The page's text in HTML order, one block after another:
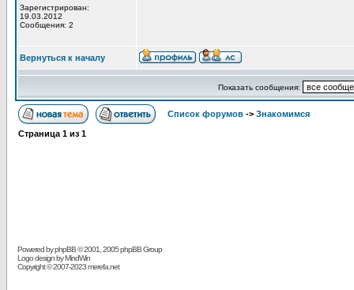
Зарегистрирован:
19.03.2012
Сообщения: 2
Вернуться к началу
Показать сообщения:
Список форумов -> Знакомимся
Страница 1 из 1
Powered byphpBB© 2001, 2005 phpBB Group
Logo design by MindWin
Copyright © 2007-2023 merefa.net